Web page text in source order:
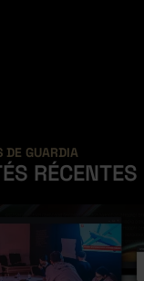
DE GUARDIA
RÉCENTES